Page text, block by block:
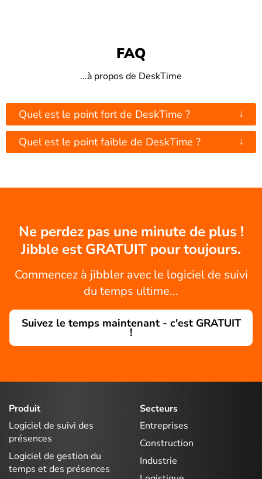
FAQ
...à propos de DeskTime
Quel est le point fort de DeskTime ? ↓
Quel est le point faible de DeskTime ? ↓
Ne perdez pas une minute de plus !
Jibble est GRATUIT pour toujours.
Commencez à jibbler avec le logiciel de suivi
du temps ultime...
Suivez le temps maintenant - c'est GRATUIT
!
Produit
Logiciel de suivi des
présences
Logiciel de gestion du
temps et des présences
Secteurs
Entreprises
Construction
Industrie